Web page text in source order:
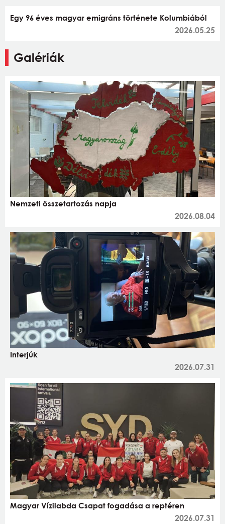
Egy 96 éves magyar emigráns története Kolumbiából
2026.05.25
Galériák
Nemzeti összetartozás napja
2026.08.04
Interjúk
2026.07.31
Magyar Vízilabda Csapat fogadása a reptéren
2026.07.31